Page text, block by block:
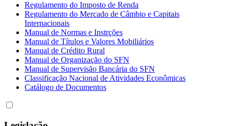
Regulamento do Imposto de Renda
Regulamento do Mercado de Câmbio e Capitais
Internacionais
Manual de Normas e Instrções
Manual de Títulos e Valores Mobiliários
Manual de Crédito Rural
Manual de Organização do SFN
Manual de Supervisão Bancária do SFN
Classificação Nacional de Atividades Econômicas
Catálogo de Documentos